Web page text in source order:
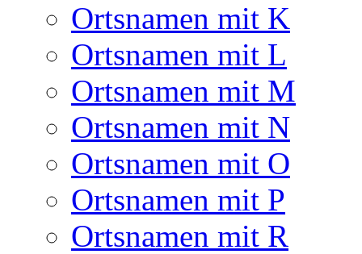
Ortsnamen mit K
Ortsnamen mit L
Ortsnamen mit M
Ortsnamen mit N
Ortsnamen mit O
Ortsnamen mit P
Ortsnamen mit R